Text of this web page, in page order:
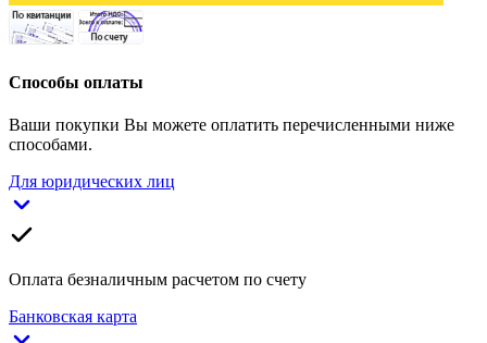
Способы оплаты
Ваши покупки Вы можете оплатить перечисленными ниже
способами.
Для юридических лиц
Оплата безналичным расчетом по счету
Банковская карта